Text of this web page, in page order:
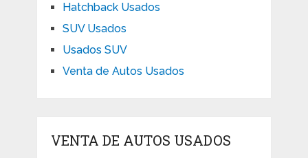
Hatchback Usados
SUV Usados
Usados SUV
Venta de Autos Usados
VENTA DE AUTOS USADOS